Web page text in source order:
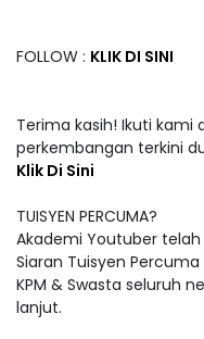
FOLLOW : KLIK DI SINI
Terima kasih! Ikuti
perkembangan terkini
Klik Di Sini
TUISYEN PERCUMA?
Akademi Youtuber
Siaran Tuisyen
KPM & Swasta seluruh
lanjut.